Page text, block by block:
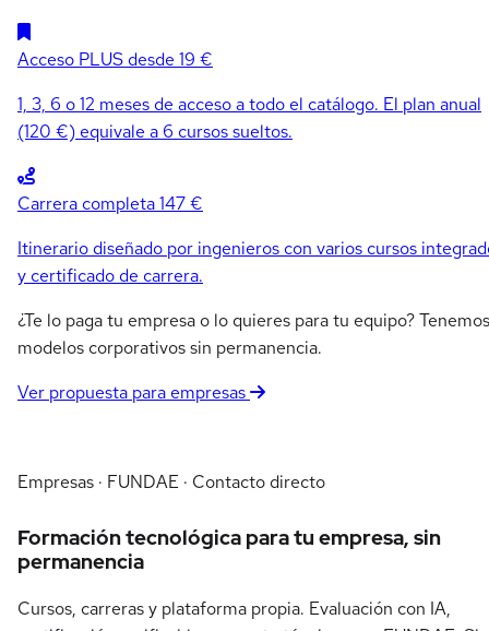
Acceso PLUS desde 19 €
1, 3, 6 o 12 meses de acceso a todo el catálogo. El plan anual
(120 €) equivale a 6 cursos sueltos.
Carrera completa147 €
Itinerario diseñado por ingenieros con varios cursos
y certificado de carrera.
¿Te lo paga tu empresa o lo quieres para tu equipo? Tenemos
modelos corporativos sin permanencia.
Ver propuesta para empresas
Empresas · FUNDAE · Contacto directo
Formación tecnológica para tu empresa, sin
permanencia
Cursos, carreras y plataforma propia. Evaluación con IA,